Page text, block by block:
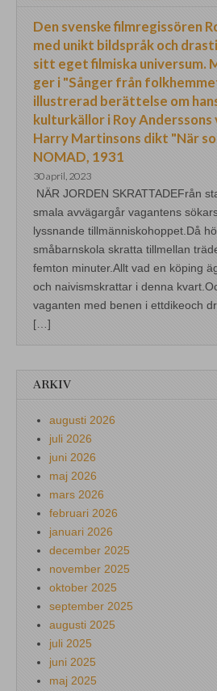
Den svenske filmregissören
med unikt bildspråk och
sitt eget filmiska universum.
ger i "Sånger från
illustrerad berättelse om
kulturkällor i Roy
Harry Martinsons dikt "När
NOMAD, 1931
30 april, 2023
NÄR JORDEN SKRATTADEFrån
smala avvägargår vagantens
lyssnande tillmänniskohoppet.Då
småbarnskola skratta tillmellan
femton minuter.Allt vad en köping
och naivismskrattar i denna
vaganten med benen i ettdikeoch
[…]
ARKIV
augusti 2026
juli 2026
juni 2026
maj 2026
mars 2026
februari 2026
januari 2026
december 2025
november 2025
oktober 2025
september 2025
augusti 2025
juli 2025
juni 2025
maj 2025